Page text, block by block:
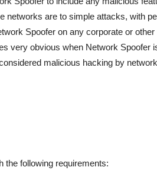
networks are to simple attacks, with
Spoofer on any corporate or other
very obvious when Network Spoofer
malicious hacking by
the following requirements: